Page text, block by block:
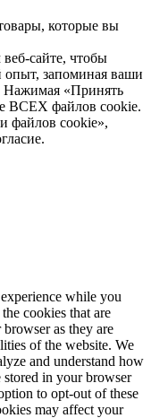
которые вы
сайте, чтобы
опыт, запоминая ваши
Нажимая «Принять
ВСЕХ файлов cookie.
файлов cookie»,
while you
cookies that are
browser as they are
of the website. We
and understand how
in your browser
to opt-out of these
may affect your